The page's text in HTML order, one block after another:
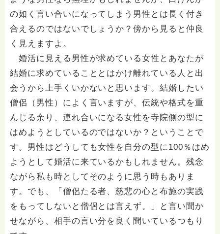
の如く言い合いになってしまう男性とは長く付き
合えるのではないでしょうか？傍から見ると仲良
く見えますよ。
婚活に見える男性が求めている女性とあなたが
結婚に求めていることとはかけ離れている人と出
会うから上手くいかないと思います。結婚したい
僧侶（男性）によく言いますが、伝統や格式を重
んじる余り、連れ合いになる女性を寺院側の型に
はめようとしているのではないか？ということで
す。男性はどうしても女性を自分の型に100％はめ
ようとして婚活に来ているかもしれません。残念
ながら私も時としてそのように思う時もありま
す。でも、「僧侶たる者、慈悲の心と布施の実践
をもってしないと僧侶とは言えず。」と言い聞か
せながら、相手の言い分を良く聞いているつもり